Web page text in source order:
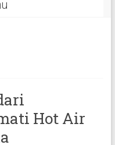
Hot Air